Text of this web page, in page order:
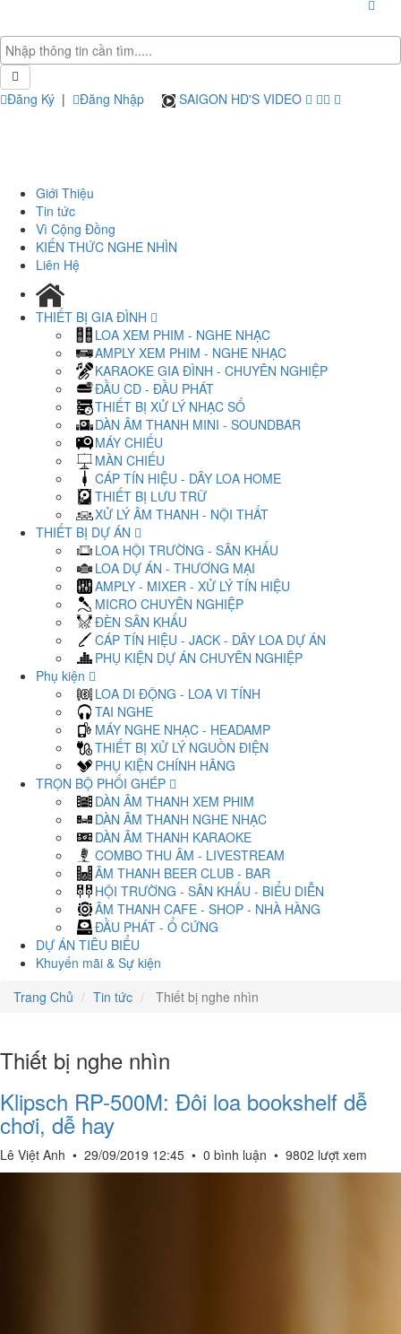
Đăng Ký | Đăng Nhập SAIGON HD'S VIDEO
Giới Thiệu
Tin tức
Vì Cộng Đồng
KIẾN THỨC NGHE NHÌN
Liên Hệ
THIẾT BỊ GIA ĐÌNH
LOA XEM PHIM - NGHE NHẠC
AMPLY XEM PHIM - NGHE NHẠC
KARAOKE GIA ĐÌNH - CHUYÊN NGHIỆP
ĐẦU CD - ĐẦU PHÁT
THIẾT BỊ XỬ LÝ NHẠC SỐ
DÀN ÂM THANH MINI - SOUNDBAR
MÁY CHIẾU
MÀN CHIẾU
CÁP TÍN HIỆU - DÂY LOA HOME
THIẾT BỊ LƯU TRỮ
XỬ LÝ ÂM THANH - NỘI THẤT
THIẾT BỊ DỰ ÁN
LOA HỘI TRƯỜNG - SÂN KHẤU
LOA DỰ ÁN - THƯƠNG MẠI
AMPLY - MIXER - XỬ LÝ TÍN HIỆU
MICRO CHUYÊN NGHIỆP
ĐÈN SÂN KHẤU
CÁP TÍN HIỆU - JACK - DÂY LOA DỰ ÁN
PHỤ KIỆN DỰ ÁN CHUYÊN NGHIỆP
Phụ kiện
LOA DI ĐỘNG - LOA VI TÍNH
TAI NGHE
MÁY NGHE NHẠC - HEADAMP
THIẾT BỊ XỬ LÝ NGUỒN ĐIỆN
PHỤ KIỆN CHÍNH HÃNG
TRỌN BỘ PHỐI GHÉP
DÀN ÂM THANH XEM PHIM
DÀN ÂM THANH NGHE NHẠC
DÀN ÂM THANH KARAOKE
COMBO THU ÂM - LIVESTREAM
ÂM THANH BEER CLUB - BAR
HỘI TRƯỜNG - SÂN KHẤU - BIỂU DIỄN
ÂM THANH CAFE - SHOP - NHÀ HÀNG
ĐẦU PHÁT - Ổ CỨNG
DỰ ÁN TIÊU BIỂU
Khuyến mãi & Sự kiện
Trang Chủ
Tin tức Thiết bị nghe nhìn
Thiết bị nghe nhìn
Klipsch RP-500M: Đôi loa bookshelf dễ
chơi, dễ hay
Lê Việt Anh • 29/09/2019 12:45 • 0 bình luận • 9802 lượt xem